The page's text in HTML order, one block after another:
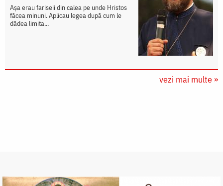
Așa erau fariseii din calea pe unde Hristos
făcea minuni. Aplicau legea după cum le
dădea limita...
vezi mai multe »